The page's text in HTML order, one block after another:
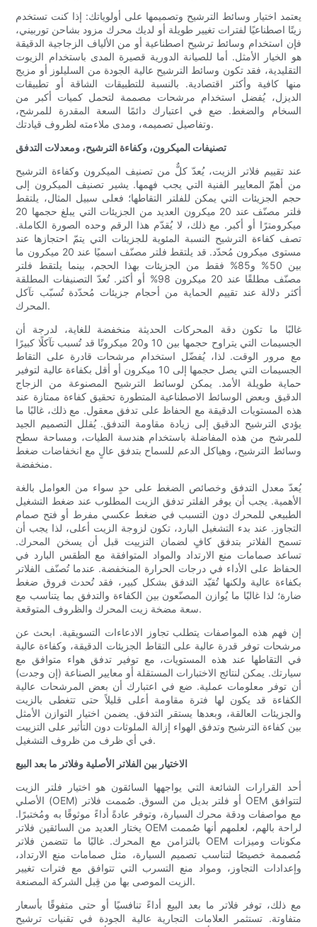
يعتمد اختيار وسائط الترشيح وتصميمها على أولوياتك: إذا كنت تستخدم
زيتًا اصطناعيًا لفترات تغيير طويلة أو لديك محرك مزود بشاحن توربيني،
فإن استخدام وسائط ترشيح اصطناعية أو من الألياف الزجاجية الدقيقة
هو الخيار الأمثل. أما للصيانة الدورية قصيرة المدى باستخدام الزيوت
التقليدية، فقد تكون وسائط الترشيح عالية الجودة من السليلوز أو مزيج
منها كافية وأكثر اقتصادية. بالنسبة للتطبيقات الشاقة أو تطبيقات
الديزل، يُفضل استخدام مرشحات مصممة لتحمل كميات أكبر من
السخام والضغط. ضع في اعتبارك دائمًا السعة المقدرة للمرشح،
وتفاصيل تصميمه، ومدى ملاءمته لظروف قيادتك.
تصنيفات الميكرون، وكفاءة الترشيح، ومعدلات التدفق
عند تقييم فلاتر الزيت، يُعدّ كلٌّ من تصنيف الميكرون وكفاءة الترشيح
من أهمّ المعايير الفنية التي يجب فهمها. يشير تصنيف الميكرون إلى
حجم الجزيئات التي يمكن للفلتر التقاطها؛ فعلى سبيل المثال، يلتقط
فلتر مصنّف عند 20 ميكرون العديد من الجزيئات التي يبلغ حجمها 20
ميكرومترًا أو أكبر. مع ذلك، لا يُقدّم هذا الرقم وحده الصورة الكاملة.
تصف كفاءة الترشيح النسبة المئوية للجزيئات التي يتمّ احتجازها عند
مستوى ميكرون مُحدّد. قد يلتقط فلتر مصنّف اسميًا عند 20 ميكرون ما
بين 50% و85% فقط من الجزيئات بهذا الحجم، بينما يلتقط فلتر
مصنّف مطلقًا عند 20 ميكرون 98% أو أكثر. تُعدّ التصنيفات المطلقة
أكثر دلالة عند تقييم الحماية من أحجام جزيئات مُحدّدة تُسبّب تآكل
المحرك.
غالبًا ما تكون دقة المحركات الحديثة منخفضة للغاية، لدرجة أن
الجسيمات التي يتراوح حجمها بين 10 و20 ميكرونًا قد تُسبب تآكلًا كبيرًا
مع مرور الوقت. لذا، يُفضّل استخدام مرشحات قادرة على التقاط
الجسيمات التي يصل حجمها إلى 10 ميكرون أو أقل بكفاءة عالية لتوفير
حماية طويلة الأمد. يمكن لوسائط الترشيح المصنوعة من الزجاج
الدقيق وبعض الوسائط الاصطناعية المتطورة تحقيق كفاءة ممتازة عند
هذه المستويات الدقيقة مع الحفاظ على تدفق معقول. مع ذلك، غالبًا ما
يؤدي الترشيح الدقيق إلى زيادة مقاومة التدفق. يُقلل التصميم الجيد
للمرشح من هذه المفاضلة باستخدام هندسة الطيات، ومساحة سطح
وسائط الترشيح، وهياكل الدعم للسماح بتدفق عالٍ مع انخفاضات ضغط
منخفضة.
يُعدّ معدل التدفق وخصائص الضغط على حدٍ سواء من العوامل بالغة
الأهمية. يجب أن يوفر الفلتر تدفق الزيت المطلوب عند ضغط التشغيل
الطبيعي للمحرك دون التسبب في ضغط عكسي مفرط أو فتح صمام
التجاوز. عند بدء التشغيل البارد، تكون لزوجة الزيت أعلى، لذا يجب أن
تسمح الفلاتر بتدفق كافٍ لضمان التزييت قبل أن يسخن المحرك.
تساعد صمامات منع الارتداد والمواد المتوافقة مع الطقس البارد في
الحفاظ على الأداء في درجات الحرارة المنخفضة. عندما تُصنّف الفلاتر
بكفاءة عالية ولكنها تُقيّد التدفق بشكل كبير، فقد تُحدث فروق ضغط
ضارة؛ لذا غالبًا ما يُوازن المصنّعون بين الكفاءة والتدفق بما يتناسب مع
سعة مضخة زيت المحرك والظروف المتوقعة.
إن فهم هذه المواصفات يتطلب تجاوز الادعاءات التسويقية. ابحث عن
مرشحات توفر قدرة عالية على التقاط الجزيئات الدقيقة، وكفاءة عالية
في التقاطها عند هذه المستويات، مع توفير تدفق هواء متوافق مع
سيارتك. يمكن لنتائج الاختبارات المستقلة أو معايير الصناعة (إن وجدت)
أن توفر معلومات عملية. ضع في اعتبارك أن بعض المرشحات عالية
الكفاءة قد يكون لها فترة مقاومة أعلى قليلاً حتى تتغطى بالزيت
والجزيئات العالقة، وبعدها يستقر التدفق. يضمن اختيار التوازن الأمثل
بين كفاءة الترشيح وتدفق الهواء إزالة الملوثات دون التأثير على التزييت
في أي ظرف من ظروف التشغيل.
الاختيار بين الفلاتر الأصلية وفلاتر ما بعد البيع
أحد القرارات الشائعة التي يواجهها السائقون هو اختيار فلتر الزيت
الأصلي (OEM) أو فلتر بديل من السوق. صُممت فلاتر OEM لتتوافق
مع مواصفات ودقة محرك السيارة، وتوفر عادةً أداءً موثوقًا به ومُختبرًا.
يختار العديد من السائقين فلاتر OEM لراحة بالهم، لعلمهم أنها صُممت
بالتزامن مع المحرك. غالبًا ما تتضمن فلاتر OEM مكونات وميزات
مُصممة خصيصًا لتناسب تصميم السيارة، مثل صمامات منع الارتداد،
وإعدادات التجاوز، ومواد منع التسرب التي تتوافق مع فترات تغيير
الزيت الموصى بها من قِبل الشركة المصنعة.
مع ذلك، توفر فلاتر ما بعد البيع أداءً تنافسيًا أو حتى متفوقًا بأسعار
متفاوتة. تستثمر العلامات التجارية عالية الجودة في تقنيات ترشيح